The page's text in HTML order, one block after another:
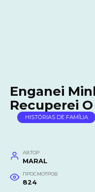
Enganei
Recuperei
HISTÓRIAS DE FAMÍLIA
АВТОР
MARAL
ПРОСМОТРОВ
824